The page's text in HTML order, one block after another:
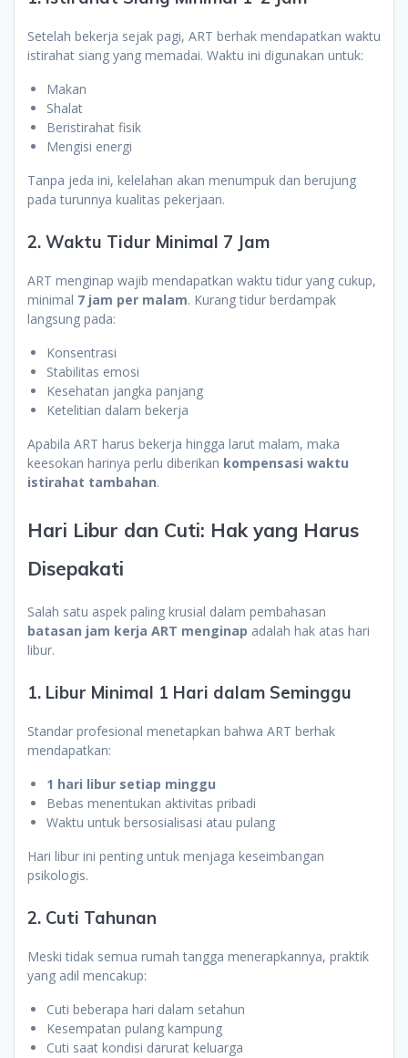
Setelah bekerja sejak pagi, ART berhak mendapatkan waktu
istirahat siang yang memadai. Waktu ini digunakan untuk:
Makan
Shalat
Beristirahat fisik
Mengisi energi
Tanpa jeda ini, kelelahan akan menumpuk dan berujung
pada turunnya kualitas pekerjaan.
2. Waktu Tidur Minimal 7 Jam
ART menginap wajib mendapatkan waktu tidur yang cukup,
minimal 7 jam per malam. Kurang tidur berdampak
langsung pada:
Konsentrasi
Stabilitas emosi
Kesehatan jangka panjang
Ketelitian dalam bekerja
Apabila ART harus bekerja hingga larut malam, maka
keesokan harinya perlu diberikan kompensasi waktu
istirahat tambahan.
Hari Libur dan Cuti: Hak yang Harus
Disepakati
Salah satu aspek paling krusial dalam pembahasan
batasan jam kerja ART menginap adalah hak atas hari
libur.
1. Libur Minimal 1 Hari dalam Seminggu
Standar profesional menetapkan bahwa ART berhak
mendapatkan:
1 hari libur setiap minggu
Bebas menentukan aktivitas pribadi
Waktu untuk bersosialisasi atau pulang
Hari libur ini penting untuk menjaga keseimbangan
psikologis.
2. Cuti Tahunan
Meski tidak semua rumah tangga menerapkannya, praktik
yang adil mencakup:
Cuti beberapa hari dalam setahun
Kesempatan pulang kampung
Cuti saat kondisi darurat keluarga